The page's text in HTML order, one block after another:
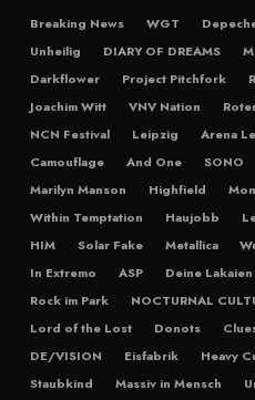
Breaking News WGT
Unheilig
DIARY OF DREAMS
Darkflower
Project Pitchfork
Joachim Witt
VNV Nation
NCN Festival
Leipzig Arena
Camouflage
And One SONO
Marilyn Manson
Highfield
Within Temptation
Haujobb
HIM
Solar Fake Metallica
In Extremo
ASP Deine Lakaien
Rock im Park
NOCTURNAL
Lord of the Lost
Donots
DE/VISION
Eisfabrik Heavy
Staubkind
Massiv in Mensch